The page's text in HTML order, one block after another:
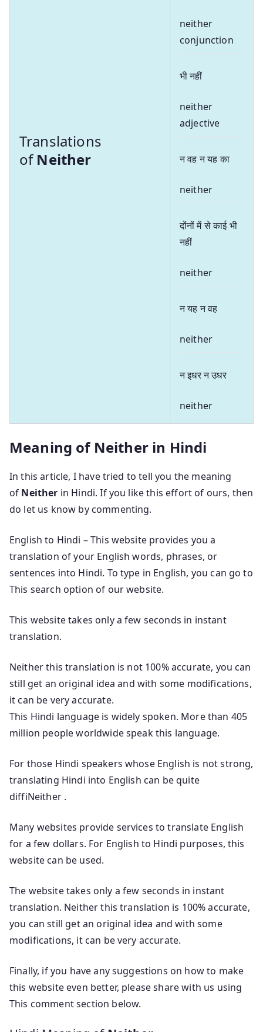
Translations
ofNeither
neither
conjunction
भी नहीं
neither
adjective
न वह न यह का
neither
दोंनों में से काई भी
नहीं
neither
न यह न वह
neither
न इधर न उधर
neither
Meaning of Neither in Hindi
In this article, I have tried to tell you the meaning
of Neither in Hindi. If you like this effort of ours, then
do let us know by commenting.
English to Hindi – This website provides you a
translation of your English words, phrases, or
sentences into Hindi. To type in English, you can go to
This search option of our website.
This website takes only a few seconds in instant
translation.
Neither this translation is not 100% accurate, you can
still get an original idea and with some modifications,
it can be very accurate.
This Hindi language is widely spoken. More than 405
million people worldwide speak this language.
For those Hindi speakers whose English is not strong,
translating Hindi into English can be quite
diffiNeither .
Many websites provide services to translate English
for a few dollars. For English to Hindi purposes, this
website can be used.
The website takes only a few seconds in instant
translation. Neither this translation is 100% accurate,
you can still get an original idea and with some
modifications, it can be very accurate.
Finally, if you have any suggestions on how to make
this website even better, please share with us using
This comment section below.